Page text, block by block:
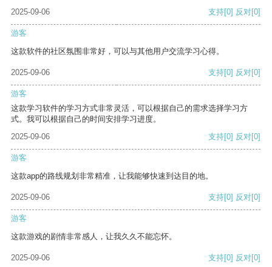
2025-09-06
支持[0] 反对[0]
游客
这款软件的社区氛围非常好，可以与其他用户交流学习心得。
2025-09-06 支持[0] 反对[0]
游客
这款学习软件的学习方式非常灵活，可以根据自己的需求选择学习方
式。我可以根据自己的时间安排学习进度。
2025-09-06
支持[0] 反对[0]
游客
这款app的路线规划非常精准，让我能够快速到达目的地。
2025-09-06 支持[0] 反对[0]
游客
这款游戏的剧情非常感人，让我久久不能忘怀。
2025-09-06 支持[0] 反对[0]